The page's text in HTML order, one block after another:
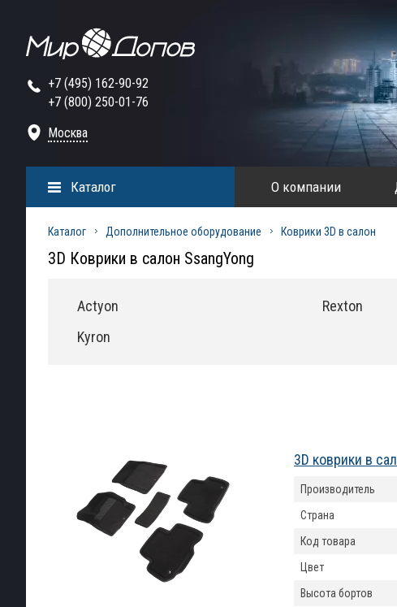
+7 (495) 162-90-92
+7 (800) 250-01-76
Москва
О компании
Каталог
Каталог Дополнительное оборудование Коврики 3D в салон
3D Коврики в салон SsangYong
Actyon
Kyron
Rexton
3D коврики в
Производитель
Страна
Код товара
Цвет
Высота бортов